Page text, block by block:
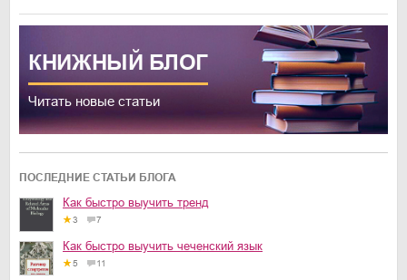
КНИЖНЫЙ БЛОГ
Читать новые статьи
ПОСЛЕДНИЕ СТАТЬИ БЛОГА
Как быстро выучить тренд
3 7
Как быстро выучить чеченский язык
5 11